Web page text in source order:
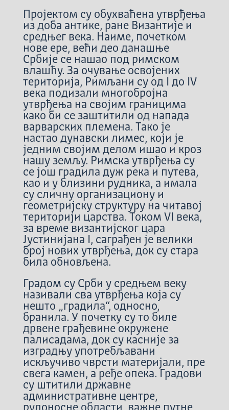
Пројектом су обухваћена утврђења
из доба антике, ране Византије и
средњег века. Наиме, почетком
нове ере, већи део данашње
Србије се нашао под римском
влашћу. За очување освојених
територија, Римљани су од I до IV
века подизали многобројна
утврђења на својим границима
како би се заштитили од напада
варварских племена. Тако је
настао дунавски лимес, који је
једним својим делом ишао и кроз
нашу земљу. Римска утврђења су
се још градила дуж река и путева,
као и у близини рудника, а имала
су сличну организациону и
геометријску структуру на читавој
територији царства. Током VI века,
за време византијског цара
Јустинијана I, саграђен је велики
број нових утврђења, док су стара
била обновљена.
Градом су Срби у средњем веку
називали сва утврђења која су
нешто „градила“, односно,
бранила. У почетку су то биле
дрвене грађевине окружене
палисадама, док су касније за
изградњу употребљавани
искључиво чврсти материјали, пре
свега камен, а ређе опека. Градови
су штитили државне
административне центре,